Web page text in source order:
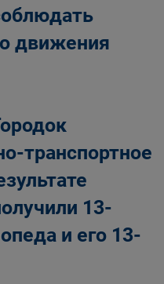
движения
транспортное
13-
и его 13-